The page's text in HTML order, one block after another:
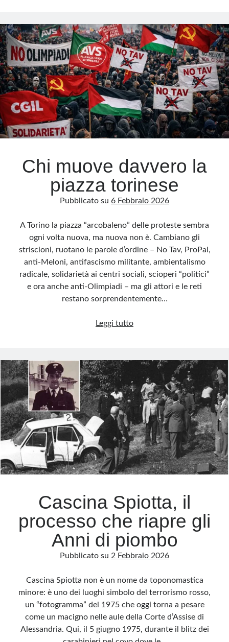
verità
che
non
si
spegne
Chi muove davvero la
piazza torinese
Pubblicato su 6 Febbraio 2026
A Torino la piazza “arcobaleno” delle proteste sembra
ogni volta nuova, ma nuova non è. Cambiano gli
striscioni, ruotano le parole d’ordine – No Tav, ProPal,
anti-Meloni, antifascismo militante, ambientalismo
radicale, solidarietà ai centri sociali, scioperi “politici”
e ora anche anti-Olimpiadi – ma gli attori e le reti
restano sorprendentemente…
Leggi tuttoChi
la
piazza
torinese
Cascina Spiotta, il
processo che riapre gli
Anni di piombo
Pubblicato su 2 Febbraio 2026
Cascina Spiotta non è un nome da toponomastica
minore: è uno dei luoghi simbolo del terrorismo rosso,
un “fotogramma” del 1975 che oggi torna a pesare
come un macigno nelle aule della Corte d’Assise di
Alessandria. Qui, il 5 giugno 1975, durante il blitz dei